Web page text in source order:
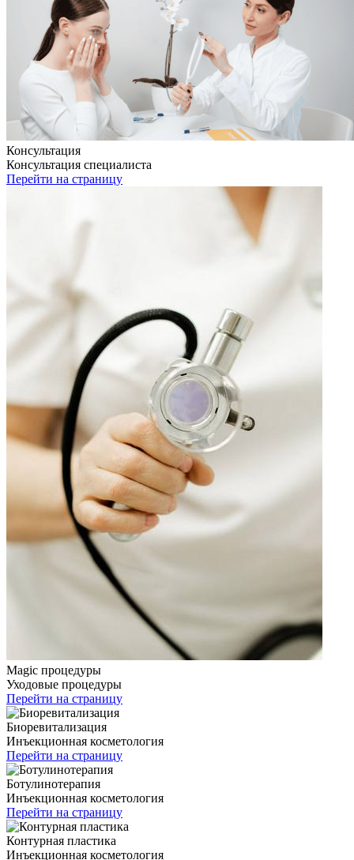
Консультация
Консультация специалиста
Перейти на страницу
Magic процедуры
Уходовые процедуры
Перейти на страницу
Биоревитализация
Инъекционная косметология
Перейти на страницу
Ботулинотерапия
Инъекционная косметология
Перейти на страницу
Контурная пластика
Инъекционная косметология